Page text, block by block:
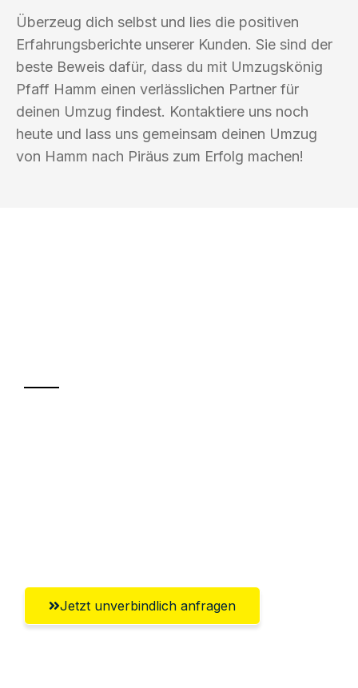
Überzeug dich selbst und lies die positiven
Erfahrungsberichte unserer Kunden. Sie sind der
beste Beweis dafür, dass du mit Umzugskönig
Pfaff Hamm einen verlässlichen Partner für
deinen Umzug findest. Kontaktiere uns noch
heute und lass uns gemeinsam deinen Umzug
von Hamm nach Piräus zum Erfolg machen!
Jetzt unverbindlich anfragen